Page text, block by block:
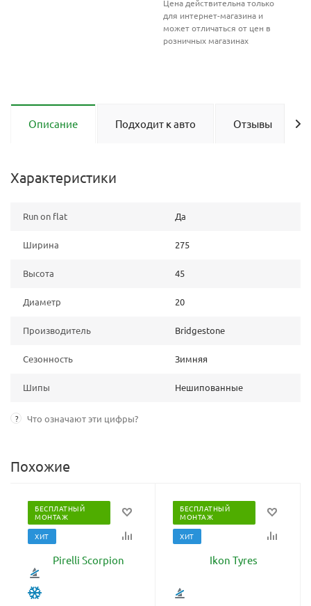
Цена действительна только
для интернет-магазина и
может отличаться от цен в
розничных магазинах
Описание Подходит к авто Отзывы
Характеристики
Run on flat Да
Ширина 275
Высота 45
Диаметр 20
Производитель Bridgestone
Сезонность Зимняя
Шипы Нешипованные
? Что означают эти цифры?
Похожие
БЕСПЛАТНЫЙ
МОНТАЖ
ХИТ
БЕСПЛАТНЫЙ
МОНТАЖ
ХИТ